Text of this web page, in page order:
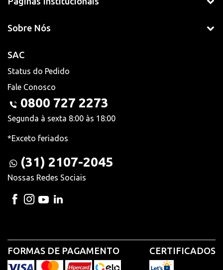
Sobre Nós
SAC
Status do Pedido
Fale Conosco
0800 727 2273
Segunda à sexta 8:00 às 18:00
*Exceto feriados
(31) 2107-2045
Nossas Redes Sociais
FORMAS DE PAGAMENTO CERTIFICADOS